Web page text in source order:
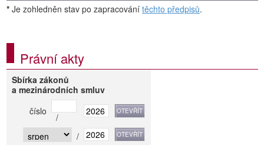
* Je zohledněn stav po zapracování těchto předpisů.
Právní akty
Sbírka zákonů
a mezinárodních smluv
číslo
/
/